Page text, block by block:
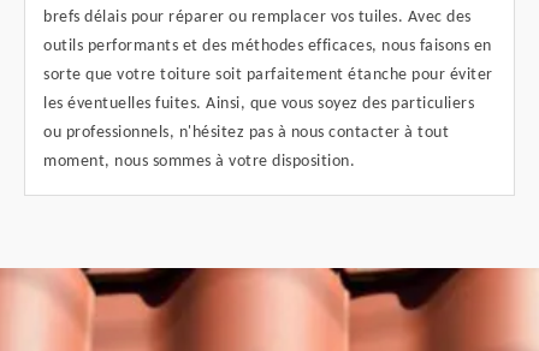
brefs délais pour réparer ou remplacer vos tuiles. Avec des
outils performants et des méthodes efficaces, nous faisons en
sorte que votre toiture soit parfaitement étanche pour éviter
les éventuelles fuites. Ainsi, que vous soyez des particuliers
ou professionnels, n'hésitez pas à nous contacter à tout
moment, nous sommes à votre disposition.